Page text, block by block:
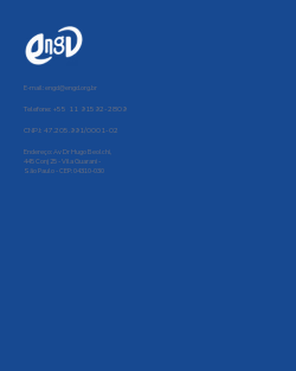
E-mail:engd@engd.org.br
Telefone: +55 11 91592-2809
CNPJ: 47.205.991/0001-02
Endereço: Av Dr Hugo Beolchi,
445 Conj 25 - Vila Guarani -
São Paulo - CEP: 04310-030